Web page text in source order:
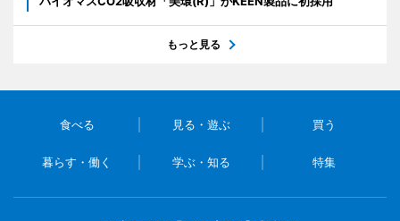
もっと見る
食べる 見る・遊ぶ 買う
暮らす・働く 学ぶ・知る 特集